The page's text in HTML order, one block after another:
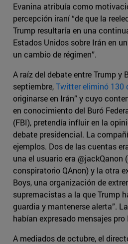
Evanina atribuía como
percepción iraní “de que la
Trump resultaría en una
Estados Unidos sobre Irán en
un cambio de régimen”.
A raíz del debate entre Trump y
septiembre,Twitter eliminó 130
originarse en Irán” y cuyo
en conocimiento del Buró
(FBI), pretendía influir en la
debate presidencial. La
ejemplos. Dos de las cuentas
una el usuario era @jackQanon
conspiratorio QAnon) y la otra
Boys, una organización de
supremacistas a la que Trump
guardia y mantenerse alerta”.
habían expresado mensajes pro
A mediados de octubre, el